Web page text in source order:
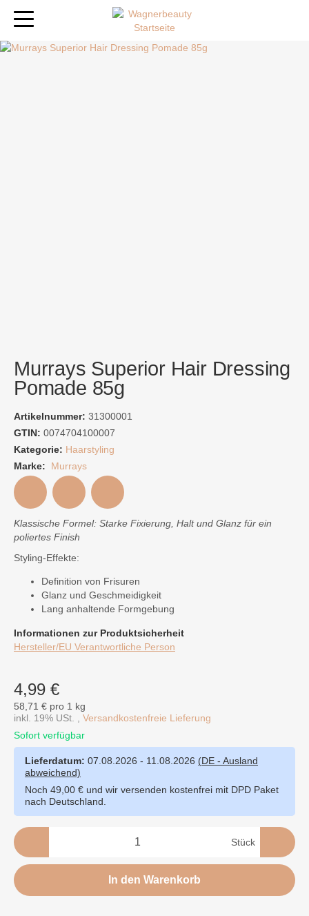
Murrays Superior Hair Dressing
Pomade 85g
Artikelnummer: 31300001
GTIN: 0074704100007
Kategorie: Haarstyling
Marke:
Murrays
Klassische Formel: Starke Fixierung, Halt und Glanz für ein
poliertes Finish
Styling-Effekte:
Definition von Frisuren
Glanz und Geschmeidigkeit
Lang anhaltende Formgebung
Informationen zur Produktsicherheit
Hersteller/EU Verantwortliche Person
4,99 €
58,71 € pro 1 kg
inkl. 19% USt. , Versandkostenfreie Lieferung
Sofort verfügbar
Lieferdatum: 07.08.2026 - 11.08.2026 (DE - Ausland
abweichend)
Noch 49,00 € und wir versenden kostenfrei mit DPD Paket
nach Deutschland.
Stück
In den Warenkorb